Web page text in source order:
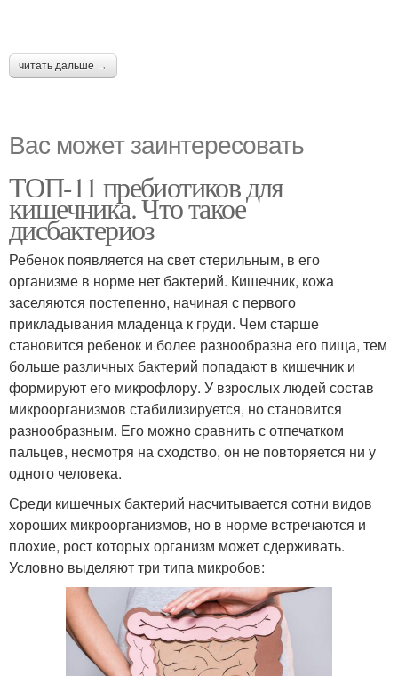
читать дальше →
Вас может заинтересовать
ТОП-11 пребиотиков для
кишечника. Что такое
дисбактериоз
Ребенок появляется на свет стерильным, в его
организме в норме нет бактерий. Кишечник, кожа
заселяются постепенно, начиная с первого
прикладывания младенца к груди. Чем старше
становится ребенок и более разнообразна его пища, тем
больше различных бактерий попадают в кишечник и
формируют его микрофлору. У взрослых людей состав
микроорганизмов стабилизируется, но становится
разнообразным. Его можно сравнить с отпечатком
пальцев, несмотря на сходство, он не повторяется ни у
одного человека.
Среди кишечных бактерий насчитывается сотни видов
хороших микроорганизмов, но в норме встречаются и
плохие, рост которых организм может сдерживать.
Условно выделяют три типа микробов: